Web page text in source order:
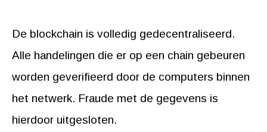
De blockchain is volledig gedecentraliseerd.
Alle handelingen die er op een chain gebeuren
worden geverifieerd door de computers binnen
het netwerk. Fraude met de gegevens is
hierdoor uitgesloten.